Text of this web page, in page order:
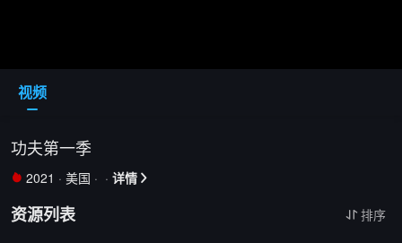
视频
功夫第一季
 2021 · 美国 · · 详情 
资源列表  排序